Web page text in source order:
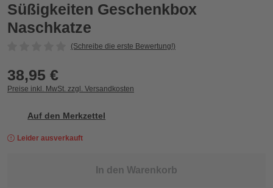
Süßigkeiten Geschenkbox
Naschkatze
(Schreibe die erste Bewertung!)
38,95 €
Preise inkl. MwSt. zzgl. Versandkosten
Auf den Merkzettel
Leider ausverkauft
In den Warenkorb